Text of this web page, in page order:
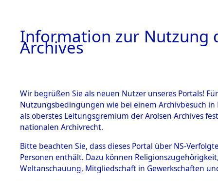
BESTÄNDE
1.
Inhaftierungsdoku
mente
1.2.9 Beim ITS
0012
Information zur Nutzung
Archives
Wir begrüßen Sie als neuen Nutzer unseres Portals!
Nutzungsbedingungen wie bei einem Archivbesuch
als oberstes Leitungsgremium der Arolsen Archives
nationalen Archivrecht.
Bitte beachten Sie, dass dieses Portal über NS-
Personen enthält. Dazu können
Weltanschauung, Mitgliedschaft in Gewerkschaften